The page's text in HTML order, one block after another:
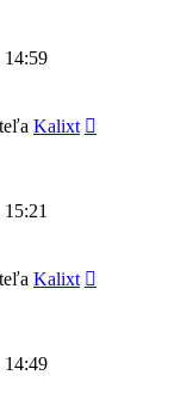
14:59
Kalixt
Kalixt
14:49